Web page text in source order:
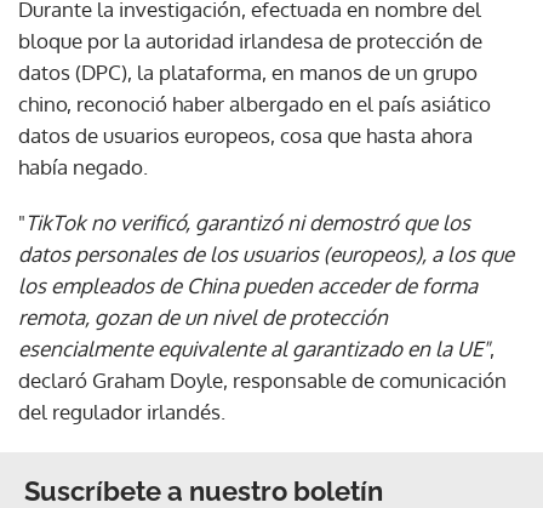
Durante la investigación, efectuada en nombre del
bloque por la autoridad irlandesa de protección de
datos (DPC), la plataforma, en manos de un grupo
chino, reconoció haber albergado en el país asiático
datos de usuarios europeos, cosa que hasta ahora
había negado.
"TikTok no verificó, garantizó ni demostró que los
datos personales de los usuarios (europeos), a los que
los empleados de China pueden acceder de forma
remota, gozan de un nivel de protección
esencialmente equivalente al garantizado en la UE",
declaró Graham Doyle, responsable de comunicación
del regulador irlandés.
Suscríbete a nuestro boletín